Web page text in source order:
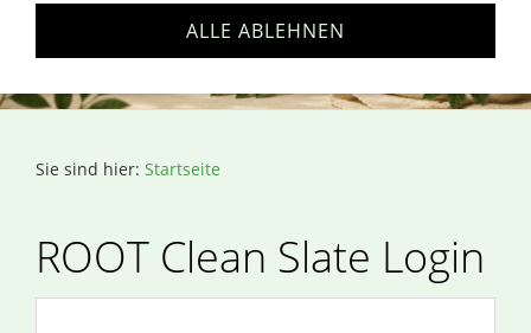
Sie sind hier: Startseite
ROOT Clean Slate Login
ALLE ABLEHNEN